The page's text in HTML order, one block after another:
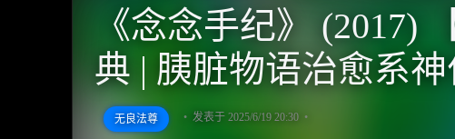
《念念手纪》 (2017)
典 | 胰脏物语治愈系神
无良法尊 发表于 2025/6/19 20:30